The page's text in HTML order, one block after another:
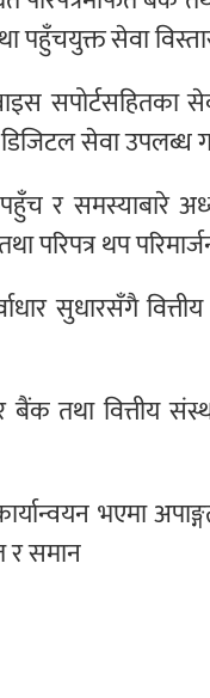
पहुँचयुक्त सेवा
सपोर्टसहितका
सेवा उपलब्ध
र समस्याबारे
परिपत्र थप
सुधारसँगै
तथा वित्तीय
भएमा
र समान